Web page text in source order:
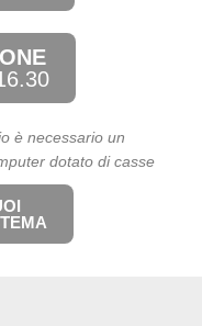
è necessario un
dotato di casse